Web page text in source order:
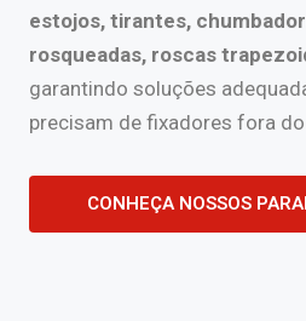
estojos, tirantes,
rosqueadas, roscas
garantindo soluções
precisam de fixadores fora
CONHEÇA NOSSOS